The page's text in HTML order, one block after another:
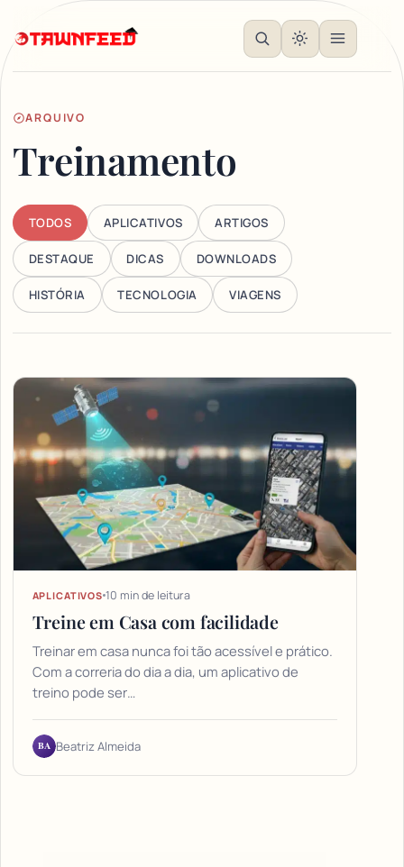
ARQUIVO
Treinamento
TODOS APLICATIVOS ARTIGOS
DESTAQUE DICAS DOWNLOADS
HISTÓRIA TECNOLOGIA VIAGENS
Articles
APLICATIVOS 10 min de leitura
Treine em Casa com facilidade
Treinar em casa nunca foi tão acessível e prático.
Com a correria do dia a dia, um aplicativo de
treino pode ser…
BA Beatriz Almeida